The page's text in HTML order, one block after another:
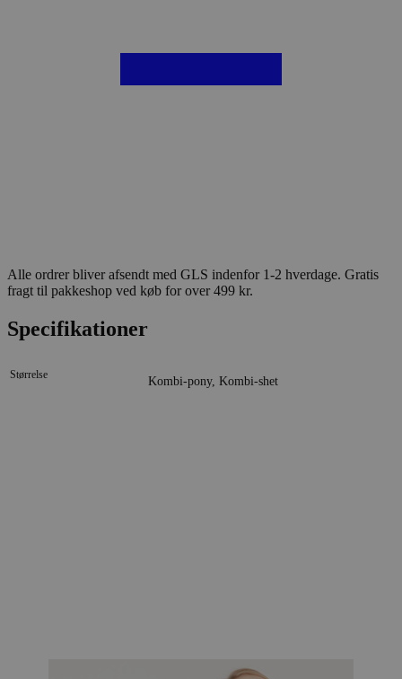
Alle ordrer bliver afsendt med GLS indenfor 1-2 hverdage. Gratis
fragt til pakkeshop ved køb for over 499 kr.
Specifikationer
Størrelse Kombi-pony, Kombi-shet